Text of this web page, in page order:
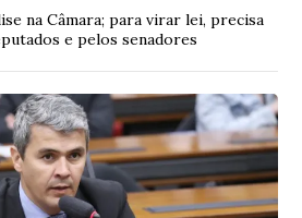
na Câmara; para virar lei, precisa
e pelos senadores